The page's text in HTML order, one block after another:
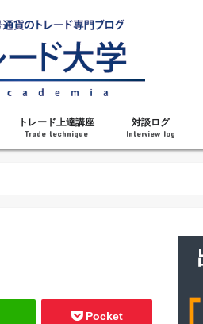
トレード上達講座
Trade technique
対談ログ
Interview log
Pocket